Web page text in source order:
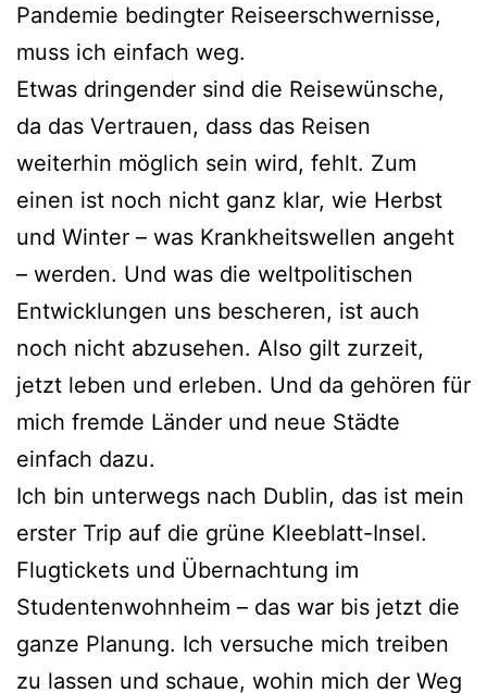
Pandemie bedingter Reiseerschwernisse,
muss ich einfach weg.
Etwas dringender sind die Reisewünsche,
da das Vertrauen, dass das Reisen
weiterhin möglich sein wird, fehlt. Zum
einen ist noch nicht ganz klar, wie Herbst
und Winter – was Krankheitswellen angeht
– werden. Und was die weltpolitischen
Entwicklungen uns bescheren, ist auch
noch nicht abzusehen. Also gilt zurzeit,
jetzt leben und erleben. Und da gehören für
mich fremde Länder und neue Städte
einfach dazu.
Ich bin unterwegs nach Dublin, das ist mein
erster Trip auf die grüne Kleeblatt-Insel.
Flugtickets und Übernachtung im
Studentenwohnheim – das war bis jetzt die
ganze Planung. Ich versuche mich treiben
zu lassen und schaue, wohin mich der Weg